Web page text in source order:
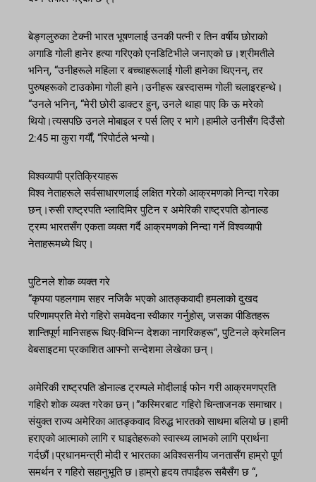
बेङ्गलुरुका टेक्नी भारत भूषणलाई उनकी पत्नी र तिन वर्षीय छोराको
अगाडि गोली हानेर हत्या गरिएको एनडिटिभीले जनाएको छ।श्रीमतीले
भनिन्, “उनीहरूले महिला र बच्चाहरूलाई गोली हानेका थिएनन्, तर
पुरुषहरूको टाउकोमा गोली हाने।उनीहरू खस्दासम्म गोली चलाइरहन्थे।
“उनले भनिन्, “मेरी छोरी डाक्टर हुन्, उनले थाहा पाए कि ऊ मरेको
थियो।त्यसपछि उनले मोबाइल र पर्स लिए र भागे।हामीले उनीसँग दिउँसो
2:45 मा कुरा गर्यौं, “रिपोर्टले भन्यो।
विश्वव्यापी प्रतिक्रियाहरू
विश्व नेताहरूले सर्वसाधारणलाई लक्षित गरेको आक्रमणको निन्दा गरेका
छन्।रुसी राष्ट्रपति भ्लादिमिर पुटिन र अमेरिकी राष्ट्रपति डोनाल्ड
ट्रम्प भारतसँग एकता व्यक्त गर्दै आक्रमणको निन्दा गर्ने विश्वव्यापी
नेताहरूमध्ये थिए।
पुटिनले शोक व्यक्त गरे
“कृपया पहलगाम सहर नजिकै भएको आतङ्कवादी हमलाको दुखद
परिणामप्रति मेरो गहिरो समवेदना स्वीकार गर्नुहोस्, जसका पीडितहरू
शान्तिपूर्ण मानिसहरू थिए-विभिन्न देशका नागरिकहरू”, पुटिनले क्रेमलिन
वेबसाइटमा प्रकाशित आफ्नो सन्देशमा लेखेका छन्।
अमेरिकी राष्ट्रपति डोनाल्ड ट्रम्पले मोदीलाई फोन गरी आक्रमणप्रति
गहिरो शोक व्यक्त गरेका छन्।”कस्मिरबाट गहिरो चिन्ताजनक समाचार।
संयुक्त राज्य अमेरिका आतङ्कवाद विरुद्ध भारतको साथमा बलियो छ।हामी
हराएको आत्माको लागि र घाइतेहरूको स्वास्थ्य लाभको लागि प्रार्थना
गर्दछौं।प्रधानमन्त्री मोदी र भारतका अविश्वसनीय जनतासँग हाम्रो पूर्ण
समर्थन र गहिरो सहानुभूति छ।हाम्रो हृदय तपाईंहरू सबैसँग छ “,